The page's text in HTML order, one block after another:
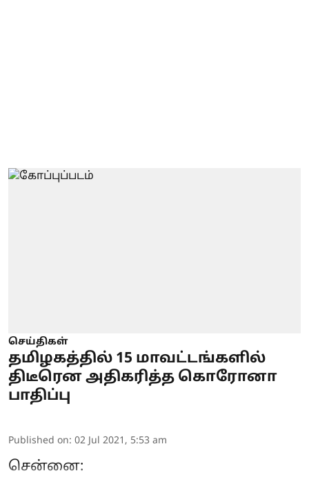
செய்திகள்
தமிழகத்தில் 15 மாவட்டங்களில்
திடீரென அதிகரித்த கொரோனா
பாதிப்பு
Published on: 02 Jul 2021, 5:53 am
சென்னை: